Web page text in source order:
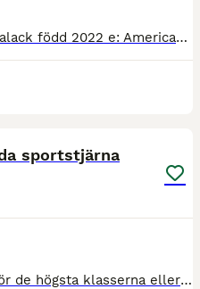
True Believer GJ är en SWB valack född 2022 e: Americano GJ - Heslegård's Rubin. Skimmel, ca 175 cm. Gångartsdiplom som 3-åring. Lillebror visades i år och fick gångartsdiplom och klass 1 hoppning. R
sportstjärna
Söker du ett framtida ämne för de högsta klasserna eller en potentiell hingstkandidat? Nu finns ett unikt tillfälle för dig som söker en frieserhingst med en härstamning utöver det vanliga. Denna hi